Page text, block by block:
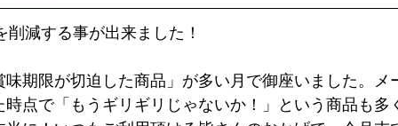
減する事が出来ました！
期限が切迫した商品」が多い月で御座いました。メ
点で「もうギリギリじゃないか！」という商品も多